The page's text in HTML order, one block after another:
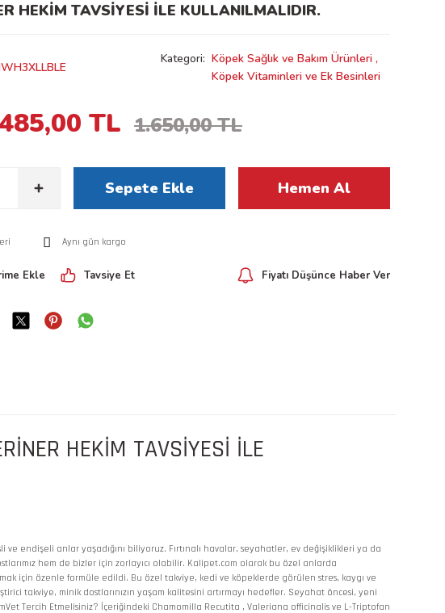
HEKİM TAVSİYESİ İLE KULLANILMALIDIR.
Kategori Köpek Sağlık ve Bakım Ürünleri ,
Köpek Vitaminleri ve Ek Besinleri
TL 1.650,00 TL
Sepete Ekle Hemen Al
Aynı gün kargo
Tavsiye Et Fiyatı Düşünce Haber Ver
HEKİM TAVSİYESİ İLE
endişeli anlar yaşadığını biliyoruz. Fırtınalı havalar, seyahatler, ev değişiklikleri ya da
hem de bizler için zorlayıcı olabilir. Kalipet.com olarak bu özel anlarda
için özenle formüle edildi. Bu özel takviye, kedi ve köpeklerde görülen stres, kaygı ve
takviye, minik dostlarınızın yaşam kalitesini artırmayı hedefler. Seyahat öncesi, yeni
Tercih Etmelisiniz? İçeriğindeki Chamomilla Recutita , Valeriana officinalis ve L-Triptofan